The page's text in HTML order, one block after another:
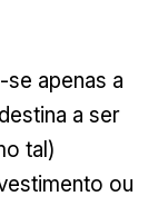
apenas a
a ser
tal)
ou